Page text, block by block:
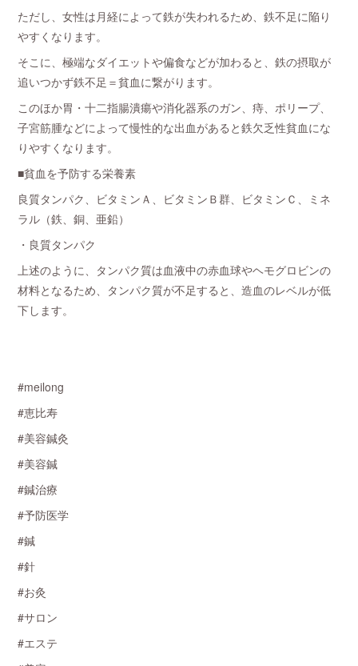
ただし、女性は月経によって鉄が失われるため、鉄不足に陥り
やすくなります。
そこに、極端なダイエットや偏食などが加わると、鉄の摂取が
追いつかず鉄不足＝貧血に繋がります。
このほか胃・十二指腸潰瘍や消化器系のガン、痔、ポリープ、
子宮筋腫などによって慢性的な出血があると鉄欠乏性貧血にな
りやすくなります。
■貧血を予防する栄養素
良質タンパク、ビタミンＡ、ビタミンＢ群、ビタミンＣ、ミネ
ラル（鉄、銅、亜鉛）
・良質タンパク
上述のように、タンパク質は血液中の赤血球やヘモグロビンの
材料となるため、タンパク質が不足すると、造血のレベルが低
下します。
#meilong
#恵比寿
#美容鍼灸
#美容鍼
#鍼治療
#予防医学
#鍼
#針
#お灸
#サロン
#エステ